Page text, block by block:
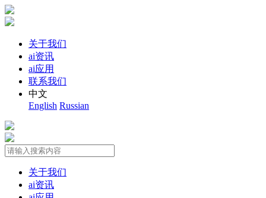
关于我们
ai资讯
ai应用
联系我们
中文
English Russian
关于我们
ai资讯